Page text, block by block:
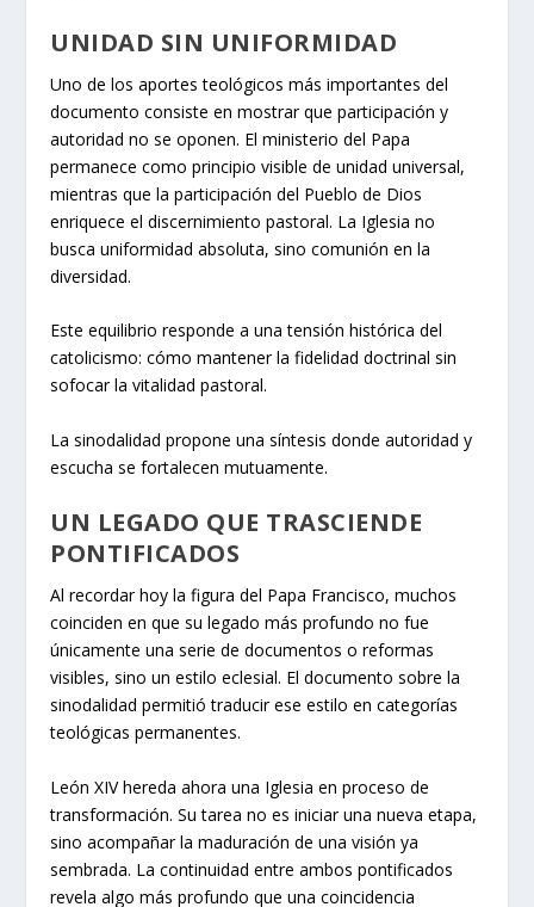
UNIDAD SIN UNIFORMIDAD
Uno de los aportes teológicos más importantes del
documento consiste en mostrar que participación y
autoridad no se oponen. El ministerio del Papa
permanece como principio visible de unidad universal,
mientras que la participación del Pueblo de Dios
enriquece el discernimiento pastoral. La Iglesia no
busca uniformidad absoluta, sino comunión en la
diversidad.
Este equilibrio responde a una tensión histórica del
catolicismo: cómo mantener la fidelidad doctrinal sin
sofocar la vitalidad pastoral.
La sinodalidad propone una síntesis donde autoridad y
escucha se fortalecen mutuamente.
UN LEGADO QUE TRASCIENDE
PONTIFICADOS
Al recordar hoy la figura del Papa Francisco, muchos
coinciden en que su legado más profundo no fue
únicamente una serie de documentos o reformas
visibles, sino un estilo eclesial. El documento sobre la
sinodalidad permitió traducir ese estilo en categorías
teológicas permanentes.
León XIV hereda ahora una Iglesia en proceso de
transformación. Su tarea no es iniciar una nueva etapa,
sino acompañar la maduración de una visión ya
sembrada. La continuidad entre ambos pontificados
revela algo más profundo que una coincidencia